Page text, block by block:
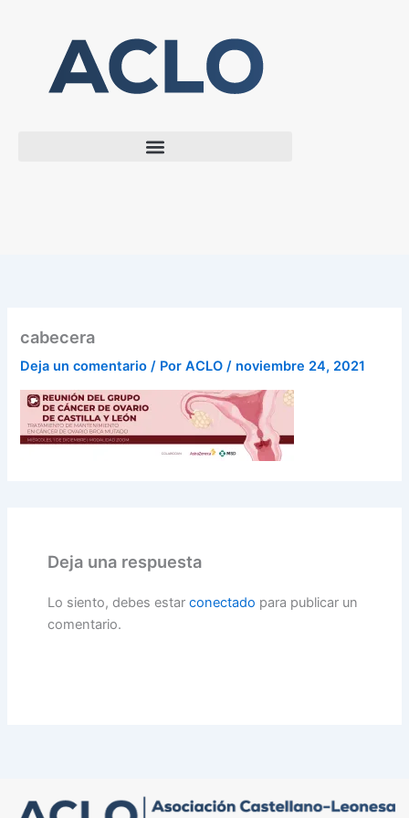
cabecera
Deja un comentario / PorACLO/ noviembre 24, 2021
Deja una respuesta
Lo siento, debes estar conectado para publicar un
comentario.